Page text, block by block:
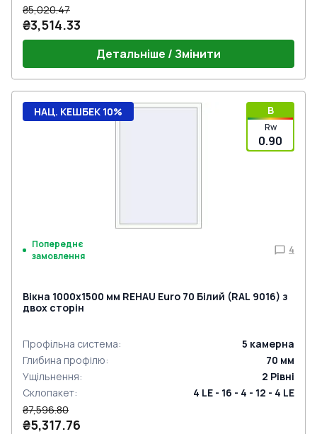
₴5,020.47
₴3,514.33
Детальніше / Змінити
B
Rw
0.90
НАЦ. КЕШБЕК 10%
Попереднє
замовлення
4
Вікна 1000x1500 мм REHAU Euro 70 Білий (RAL 9016) з
двох сторін
Профільна система: 5 камерна
Глибина профілю: 70 мм
Ущільнення: 2 Рівні
Склопакет:
4 LE - 16 - 4 - 12 - 4 LE
₴7,596.80
₴5,317.76